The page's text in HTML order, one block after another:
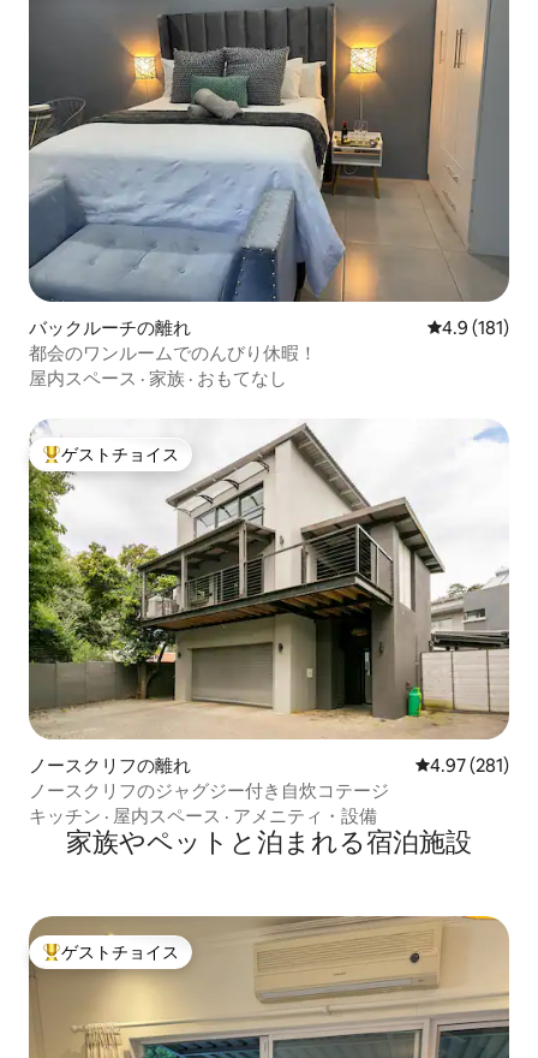
バックルーチの離れ レビュー181
4.9 (181)
都会のワンルームでのんびり休暇！
屋内スペース · 家族 · おもてなし
大好評のゲストチョイスです。
ゲストチョイス
ノースクリフの離れ レビュー281
4.97 (281)
ノースクリフのジャグジー付き自炊コテージ
キッチン · 屋内スペース · アメニティ・設備
家族やペットと泊まれる宿泊施設
大好評のゲストチョイスです。
ゲストチョイス